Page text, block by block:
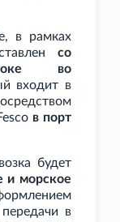
в рамках
со
во
входит в
в порт
будет
и морское
в